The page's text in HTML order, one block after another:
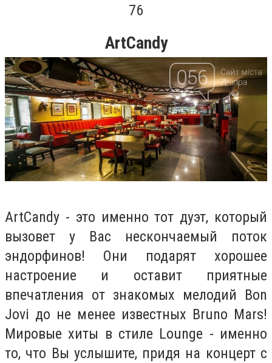
76
ArtCandy
ArtCandy - это именно тот дуэт, который
вызовет у Вас нескончаемый поток
эндорфинов! Они подарят хорошее
настроение и оставит приятные
впечатления от знакомых мелодий Bon
Jovi до не менее известных Bruno Mars!
Мировые хиты в стиле Lounge - именно
то, что Вы услышите, придя на концерт с